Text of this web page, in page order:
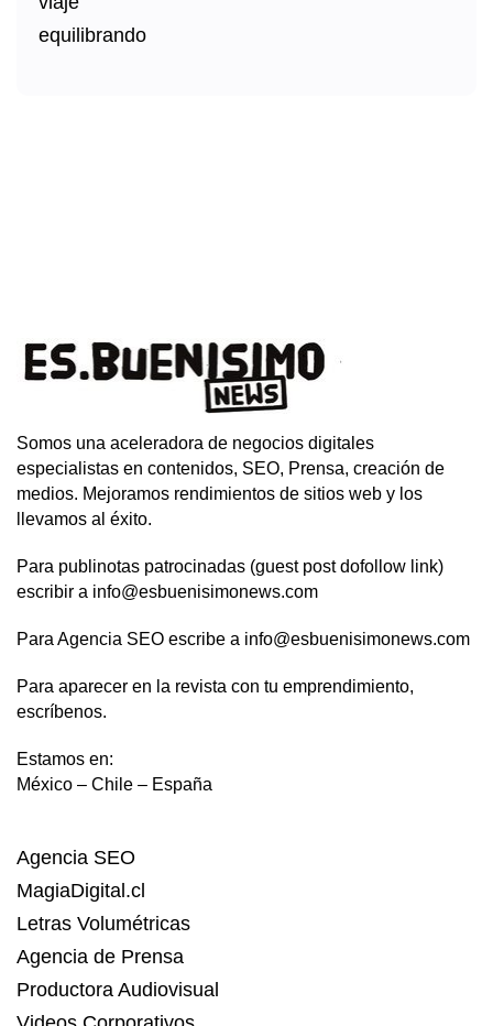
Somos una aceleradora de negocios digitales
especialistas en contenidos, SEO, Prensa, creación de
medios. Mejoramos rendimientos de sitios web y los
llevamos al éxito.
Para publinotas patrocinadas (guest post dofollow link)
escribir a info@esbuenisimonews.com
Para Agencia SEO escribe a info@esbuenisimonews.com
Para aparecer en la revista con tu emprendimiento,
escríbenos.
Estamos en:
México – Chile – España
Agencia SEO
MagiaDigital.cl
Letras Volumétricas
Agencia de Prensa
Productora Audiovisual